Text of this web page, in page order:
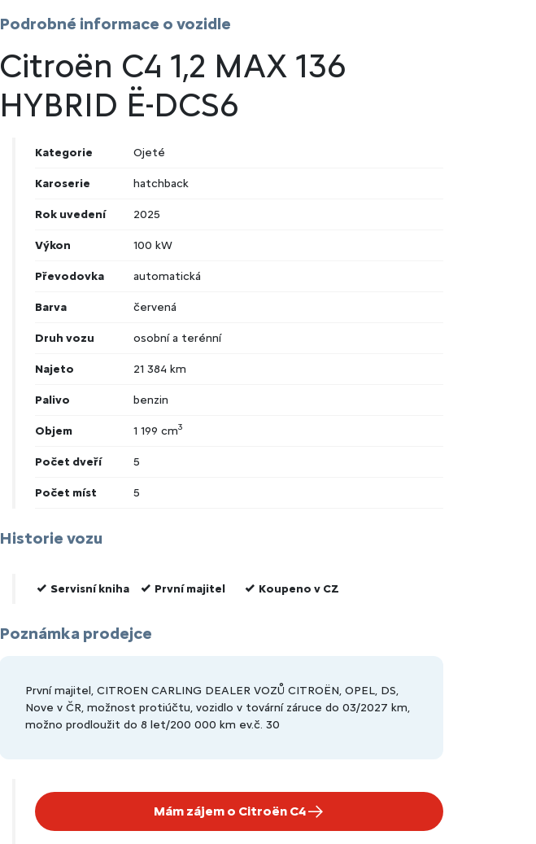
Podrobné informace o vozidle
Citroën C4 1,2 MAX 136
HYBRID Ë-DCS6
Kategorie Ojeté
Karoserie hatchback
Rok uvedení 2025
Výkon 100 kW
Převodovka automatická
Barva červená
Druh vozu osobní a terénní
Najeto 21 384 km
Palivo benzin
Objem 1 199 cm3
Počet dveří 5
Počet míst 5
Historie vozu
Servisní kniha První majitel Koupeno v CZ
Poznámka prodejce
První majitel, CITROEN CARLING DEALER VOZŮ CITROËN, OPEL, DS,
Nove v ČR, možnost protiúčtu, vozidlo v tovární záruce do 03/2027 km,
možno prodloužit do 8 let/200 000 km ev.č. 30
Mám zájem o Citroën C4